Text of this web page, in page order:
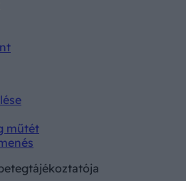
műtét